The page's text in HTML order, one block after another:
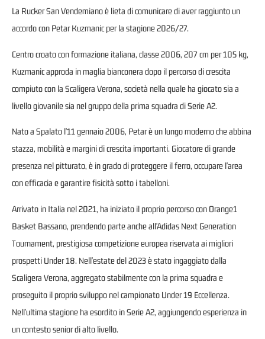
La Rucker San Vendemiano è lieta di comunicare di aver raggiunto un
accordo con Petar Kuzmanic per la stagione 2026/27.
Centro croato con formazione italiana, classe 2006, 207 cm per 105 kg,
Kuzmanic approda in maglia bianconera dopo il percorso di crescita
compiuto con la Scaligera Verona, società nella quale ha giocato sia a
livello giovanile sia nel gruppo della prima squadra di Serie A2.
Nato a Spalato l'11 gennaio 2006, Petar è un lungo moderno che abbina
stazza, mobilità e margini di crescita importanti. Giocatore di grande
presenza nel pitturato, è in grado di proteggere il ferro, occupare l'area
con efficacia e garantire fisicità sotto i tabelloni.
Arrivato in Italia nel 2021, ha iniziato il proprio percorso con Orange1
Basket Bassano, prendendo parte anche all'Adidas Next Generation
Tournament, prestigiosa competizione europea riservata ai migliori
prospetti Under 18. Nell'estate del 2023 è stato ingaggiato dalla
Scaligera Verona, aggregato stabilmente con la prima squadra e
proseguito il proprio sviluppo nel campionato Under 19 Eccellenza.
Nell'ultima stagione ha esordito in Serie A2, aggiungendo esperienza in
un contesto senior di alto livello.